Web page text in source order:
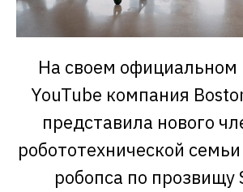
На своем официальном
YouTube компания
представила нового
робототехнической
робопса по прозвищу